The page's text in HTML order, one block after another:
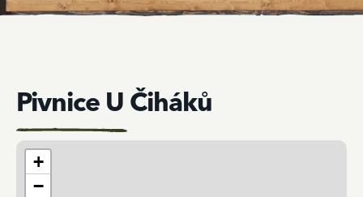
+
−
Pivnice U Čiháků